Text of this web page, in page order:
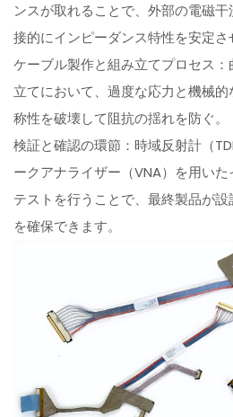
ンスが取れることで、外部の電磁
接的にインピーダンス特性を安定さ
ケーブル製作と組み立てプロセス
立てにおいて、過度な応力と機械
称性を破壊して阻抗の揺れを防ぐ。
検証と確認の環節：時域反射計（
ークアナライザー（VNA）を用い
テストを行うことで、最終製品が
を確保できます。